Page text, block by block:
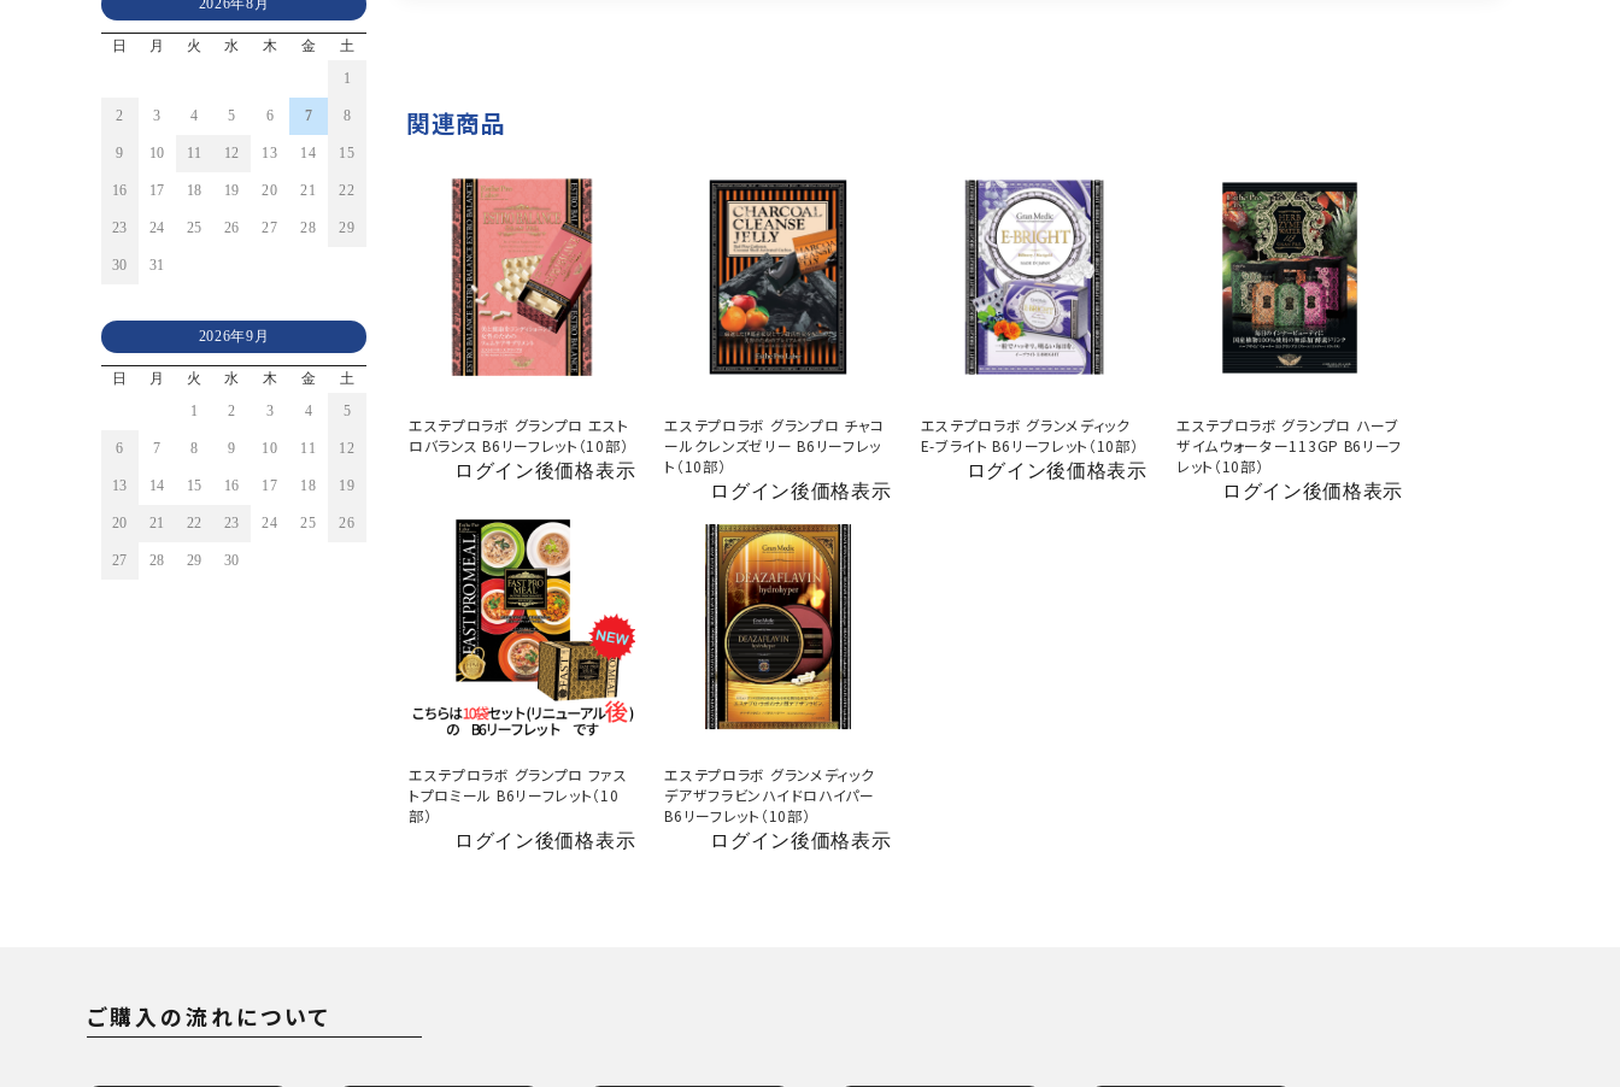
2026年8月
日 月 火 水 木 金
土
1
2 3 4 5 6 7 8
9 10 11 12 13 14 15
16 17 18 19 20 21 22
23 24 25 26 27 28 29
30 31
2026年9月
日 月 火 水 木 金
土
1
2 3 4 5
6 7 8 9 10 11 12
13 14 15 16 17 18 19
20 21 22 23 24 25 26
27 28 29 30
関連商品
エステプロラボ グランプロ エスト
ロバランス B6リーフレット（10部）
ログイン後価格表示
エステプロラボ グランプロ チャコ
ールクレンズゼリー B6リーフレッ
ト（10部）
ログイン後価格表示
エステプロラボ グランメディック
E-ブライト B6リーフレット（10部）
ログイン後価格表示
エステプロラボ グランプロ ハーブ
ザイムウォーター113GP B6リーフ
レット（10部）
ログイン後価格表示
エステプロラボ グランプロ ファス
トプロミール B6リーフレット（10
部）
ログイン後価格表示
エステプロラボ グランメディック
デアザフラビンハイドロハイパー
B6リーフレット（10部）
ログイン後価格表示
ご購入の流れについて